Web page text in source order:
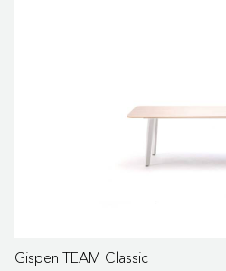
Gispen TEAM Classic